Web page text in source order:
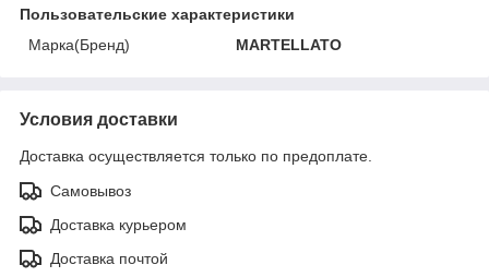
Пользовательские характеристики
Марка(Бренд)
MARTELLATO
Условия доставки
Доставка осуществляется только по предоплате.
Самовывоз
Доставка курьером
Доставка почтой